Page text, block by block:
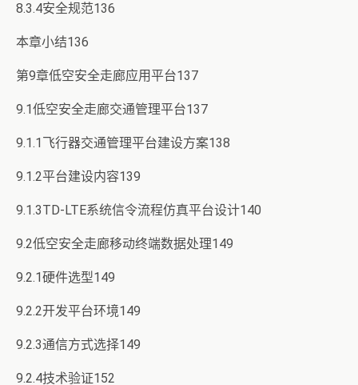
8.3.4安全规范136
本章小结136
第9章低空安全走廊应用平台137
9.1低空安全走廊交通管理平台137
9.1.1飞行器交通管理平台建设方案138
9.1.2平台建设内容139
9.1.3TD-LTE系统信令流程仿真平台设计140
9.2低空安全走廊移动终端数据处理149
9.2.1硬件选型149
9.2.2开发平台环境149
9.2.3通信方式选择149
9.2.4技术验证152